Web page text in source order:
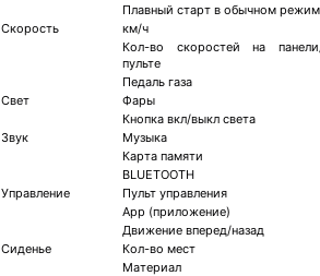
Плавный старт в обычном
Скорость
км/ч
Кол-во скоростей на
пульте
Педаль газа
Свет
Фары
Кнопка вкл/выкл света
Звук
Музыка
Карта памяти
BLUETOOTH
Управление
Пульт управления
App (приложение)
Движение вперед/назад
Сиденье
Кол-во мест
Материал